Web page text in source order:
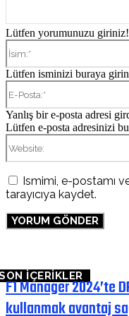
Lütfen yorumunuzu giriniz!
Lütfen isminizi buraya
Yanlış bir e-posta adresi
Lütfen e-posta adresinizi
Ismimi, e-postamı
tarayıcıya kaydet.
İÇERİKLER
F1 Manager 2024’te
kullanmak avantaj